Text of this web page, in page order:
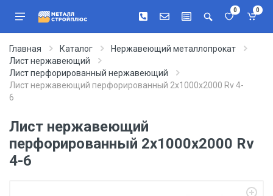
0 0
Главная Каталог
Нержавеющий металлопрокат
Лист нержавеющий
Лист перфорированный нержавеющий
Лист нержавеющий перфорированный 2х1000х2000 Rv 4-
6
Лист нержавеющий
перфорированный 2х1000х2000 Rv
4-6